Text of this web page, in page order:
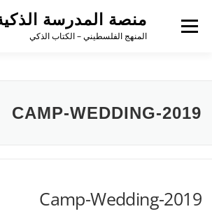
منصة المدرسة
المنهج الفلسطيني – الكتاب الذكي
القائمة
CAMP-WEDDING-2019
Camp-Wedding-2019